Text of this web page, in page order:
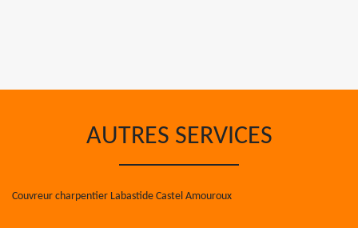
AUTRES SERVICES
Couvreur charpentier Labastide Castel Amouroux